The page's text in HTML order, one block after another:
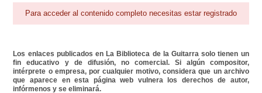
Área personal Reproductor
Para acceder al contenido completo necesitas estar registrado
Los enlaces publicados en La Biblioteca de la Guitarra solo tienen un
fin educativo y de difusión, no comercial. Si algún compositor,
intérprete o empresa, por cualquier motivo, considera que un archivo
que aparece en esta página web vulnera los derechos de autor,
infórmenos y se eliminará.